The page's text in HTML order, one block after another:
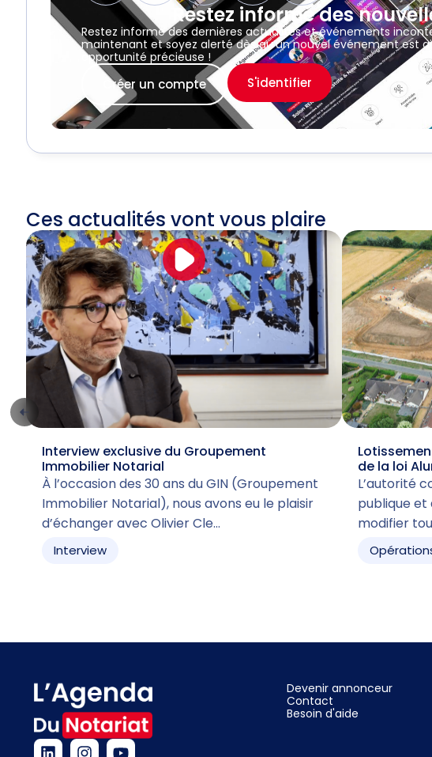
Restez informé des
Restez informé des dernières actualités et événements
maintenant et soyez alerté dès qu’un nouvel événement est
opportunité précieuse !
Créer un compte S'identifier
Ces actualités vont vous plaire
Interview exclusive du Groupement
Immobilier Notarial
À l’occasion des 30 ans du GIN (Groupement
Immobilier Notarial), nous avons eu le plaisir
d’échanger avec Olivier Cle…
Interview
de la loi
L’autorité
publique et
modifier
Devenir annonceur
Contact
Besoin d'aide